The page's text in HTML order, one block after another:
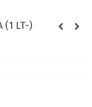
(1 LT-)